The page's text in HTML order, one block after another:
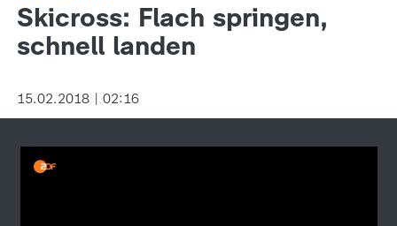
Skicross: Flach springen,
schnell landen
15.02.2018 | 02:16